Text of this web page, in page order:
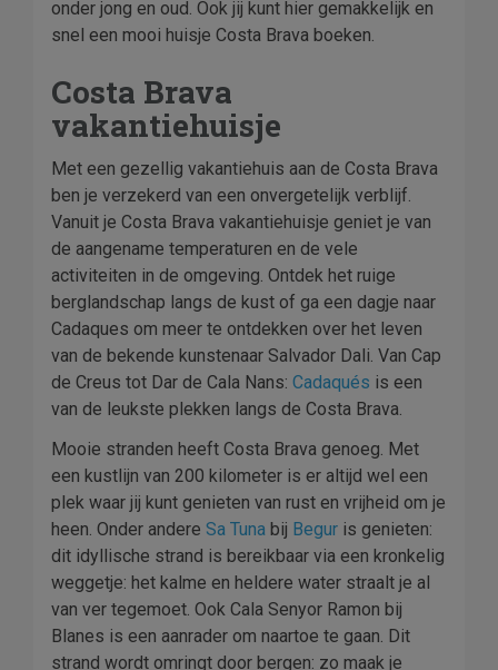
onder jong en oud. Ook jij kunt hier gemakkelijk en
snel een mooi huisje Costa Brava boeken.
Costa Brava
vakantiehuisje
Met een gezellig vakantiehuis aan de Costa Brava
ben je verzekerd van een onvergetelijk verblijf.
Vanuit je Costa Brava vakantiehuisje geniet je van
de aangename temperaturen en de vele
activiteiten in de omgeving. Ontdek het ruige
berglandschap langs de kust of ga een dagje naar
Cadaques om meer te ontdekken over het leven
van de bekende kunstenaar Salvador Dali. Van Cap
de Creus tot Dar de Cala Nans: Cadaqués is een
van de leukste plekken langs de Costa Brava.
Mooie stranden heeft Costa Brava genoeg. Met
een kustlijn van 200 kilometer is er altijd wel een
plek waar jij kunt genieten van rust en vrijheid om je
heen. Onder andere Sa Tuna bij Begur is genieten:
dit idyllische strand is bereikbaar via een kronkelig
weggetje: het kalme en heldere water straalt je al
van ver tegemoet. Ook Cala Senyor Ramon bij
Blanes is een aanrader om naartoe te gaan. Dit
strand wordt omringt door bergen: zo maak je